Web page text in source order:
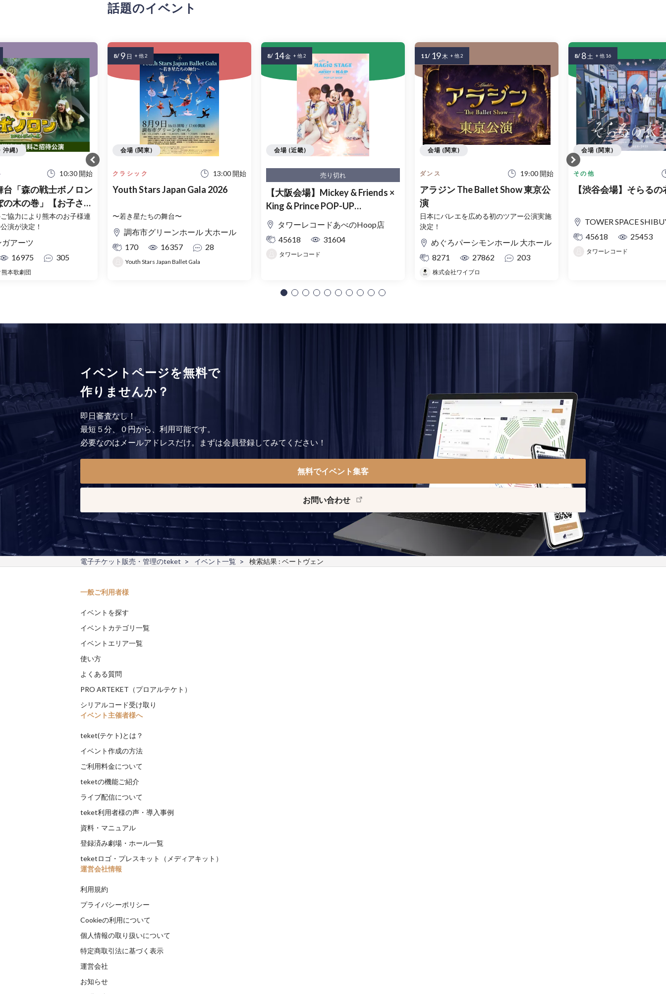
話題のイベント
10:30 開始
台「森の戦士ボノロン
の木の巻」【お子さま
招待】2026年7月23
協力により熊本のお子様連
演が決定！
アーツ
16975
305
本歌劇団
沖縄)
クラシック 13:00 開始
Youth Stars Japan Gala 2026
〜若き星たちの舞台〜
調布市グリーンホール 大ホール
170
16357 28
Youth Stars Japan Ballet Gala
会場 (関東)
8/ 9 日 + 他 2
売り切れ
【大阪会場】Mickey & Friends ×
King & Prince POP-UP
SHOP「MAGIC STAGE」入場整
理券
タワーレコードあべのHoop店
45618
31604
タワーレコード
会場 (近畿)
8/ 14金 + 他 2
ダンス 19:00 開始
アラジン The Ballet Show 東京公
演
日本にバレエを広める初のツアー公演実施
決定！
めぐろパーシモンホール 大ホール
8271
27862 203
株式会社ワイブロ
会場 (関東)
11/ 19木 + 他 2
その他
【渋谷会場】そらる
TOWER SPACE SHIBUYA（タワーレ
45618
25453
タワーレコード
会場 (関東)
8/ 8土 + 他 16
イベントページを無料で
作りませんか？
即日審査なし！
最短５分、０円から、利用可能です。
必要なのはメールアドレスだけ。まずは会員登録してみてください！
無料でイベント集客
お問い合わせ
電子チケット販売・管理のteket イベント一覧 検索結果 : ベートヴェン
一般ご利用者様
イベントを探す
イベントカテゴリ一覧
イベントエリア一覧
使い方
よくある質問
PRO ARTEKET（プロアルテケト）
シリアルコード受け取り
イベント主催者様へ
teket(テケト)とは？
イベント作成の方法
ご利用料金について
teketの機能ご紹介
ライブ配信について
teket利用者様の声・導入事例
資料・マニュアル
登録済み劇場・ホール一覧
teketロゴ・プレスキット（メディアキット）
運営会社情報
利用規約
プライバシーポリシー
Cookieの利用について
個人情報の取り扱いについて
特定商取引法に基づく表示
運営会社
お知らせ